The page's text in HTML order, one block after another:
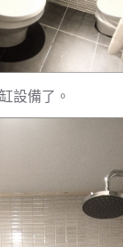
設備了。